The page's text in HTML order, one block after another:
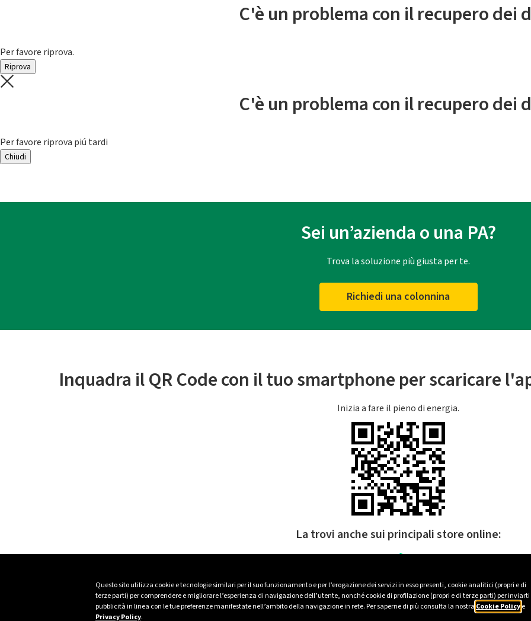
Questo sito utilizza cookie e tecnologie similari per il suo funzionamento e per l’erogazione dei servizi in esso presenti, cookie analitici (propri e di
terze parti) per comprendere e migliorare l’esperienza di navigazione dell’utente, nonché cookie di profilazione (propri e di terze parti) per inviarti
pubblicità in linea con le tue preferenze manifestate nell’ambito della navigazione in rete. Per saperne di più consulta la nostra Cookie Policye
Privacy Policy.
C'è un problema con il recupero dei
Per favore riprova.
Riprova
C'è un problema con il recupero dei
Per favore riprova piú tardi
Chiudi
Sei un’azienda o una PA?
Trova la soluzione più giusta per te.
Richiedi una colonnina
Inquadra il QR Code con il tuo smartphone per scaricare
Inizia a fare il pieno di energia.
La trovi anche sui principali store online: